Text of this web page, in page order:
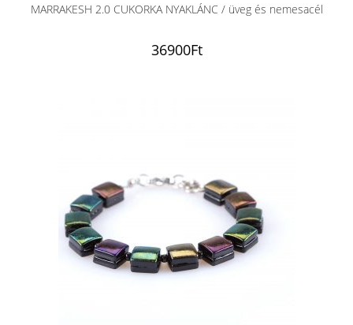
MARRAKESH 2.0 CUKORKA NYAKLÁNC / üveg és nemesacél
36900Ft